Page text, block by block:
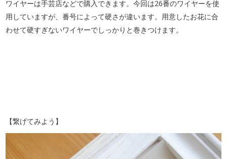
ワイヤーは手芸店などで購入できます。今回は26番のワイヤーを使
用していますが、番号によって硬さが違います。用意したお花に合
わせて硬すぎないワイヤーでしっかりと巻きつけます。
【繋げてみよう】